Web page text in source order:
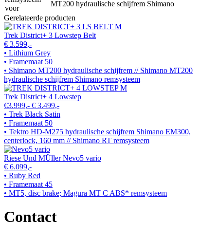
voor
MT200 hydraulische schijfrem Shimano
Gerelateerde producten
Trek District+ 3 Lowstep Belt
€ 3.599,-
• Lithium Grey
• Framemaat 50
• Shimano MT200 hydraulische schijfrem // Shimano MT200
hydraulische schijfrem Shimano remsysteem
Trek District+ 4 Lowstep
€3.999,- € 3.499,-
• Trek Black Satin
• Framemaat 50
• Tektro HD-M275 hydraulische schijfrem Shimano EM300,
centerlock, 160 mm // Shimano RT remsysteem
Riese Und MÜller Nevo5 vario
€ 6.099,-
• Ruby Red
• Framemaat 45
• MT5, disc brake; Magura MT C ABS* remsysteem
Contact